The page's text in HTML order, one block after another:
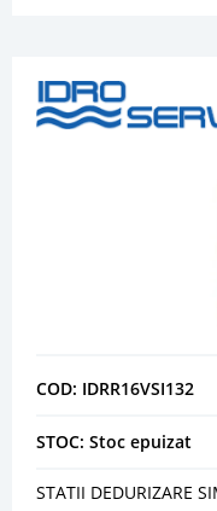
COD: IDRR16VSI132
STOC: Stoc epuizat
STATII DEDURIZARE